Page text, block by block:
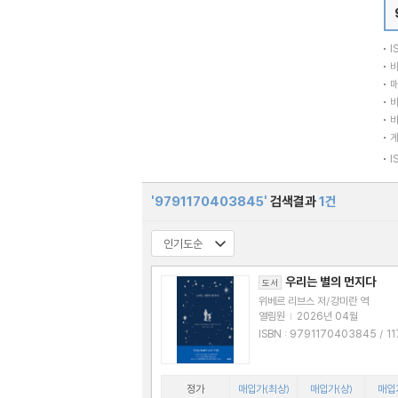
'9791170403845' 검색결과1건
도서 우리는 별의 먼지다
위베르 리브스 저/강미란 역
열림원 | 2026년 04월
ISBN : 9791170403845 / 1170403
정가 매입가(최상) 매입가(상) 매